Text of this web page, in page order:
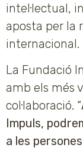
intel·lectual,
aposta per la
internacional.
La Fundació
amb els més
col·laboració. “
Impuls,
a les